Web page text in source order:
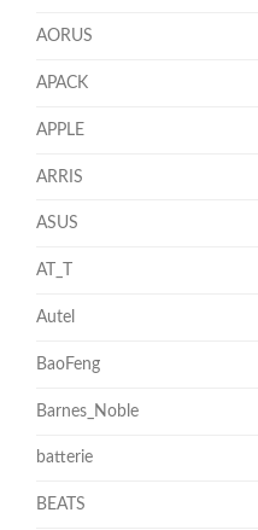
AORUS
APACK
APPLE
ARRIS
ASUS
AT_T
Autel
BaoFeng
Barnes_Noble
batterie
BEATS